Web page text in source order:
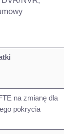
na zmianę dla
pokrycia